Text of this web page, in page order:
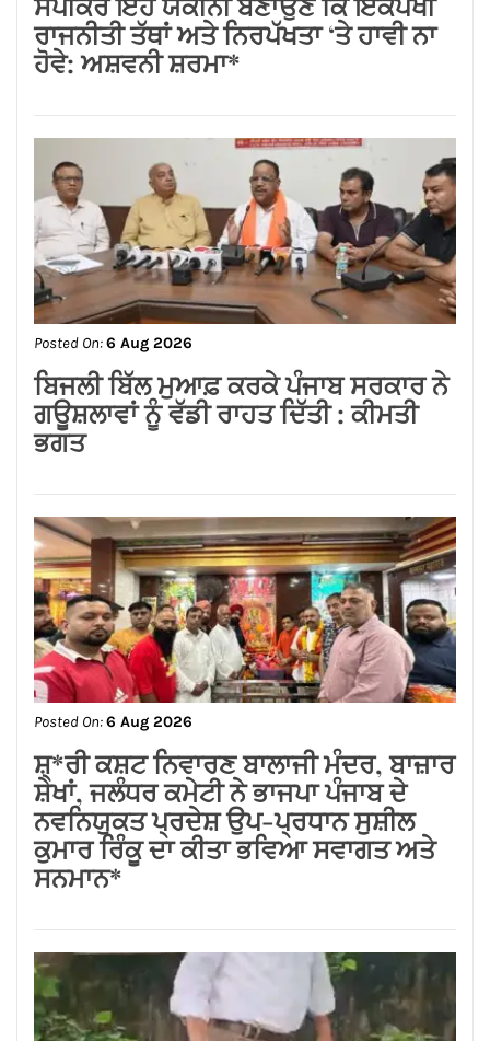
ਸ਼੍*ਰੀ ਕਸ਼ਟ ਨਿਵਾਰਣ ਬਾਲਾਜੀ ਮੰਦਰ, ਬਾਜ਼ਾਰ
ਸ਼ੇਖਾਂ, ਜਲੰਧਰ ਕਮੇਟੀ ਨੇ ਭਾਜਪਾ ਪੰਜਾਬ ਦੇ
ਨਵਨਿਯੁਕਤ ਪ੍ਰਦੇਸ਼ ਉਪ-ਪ੍ਰਧਾਨ ਸੁਸ਼ੀਲ
ਕੁਮਾਰ ਰਿੰਕੂ ਦਾ ਕੀਤਾ ਭਵਿਆ ਸਵਾਗਤ ਅਤੇ
ਸਨਮਾਨ*
Posted On: 6 Aug 2026
ਲੱਧੇਵਾਲੀ ਪਾਰਕ ਦੀ ਬਦਹਾਲੀ—ਵਿਕਾਸ ਦੇ
ਦਾਵਿਆਂ ਦੀ ਅਸਲੀ ਤਸਵੀਰ!
Posted On:6 Aug 2026
ਦਾ ਤੋਹਫ਼ਾ: ਨਿਤਿਨ ਕੋਹਲੀ ਨੇ ਅਗਲੇ ਛੇ
ਮਹੀਨਿਆਂ ਵਿੱਚ ₹59 ਕਰੋੜ ਦੇ ਵਿਕਾਸ ਕਾਰਜਾਂ
ਦਾ ਕੀਤਾ ਐਲਾਨ